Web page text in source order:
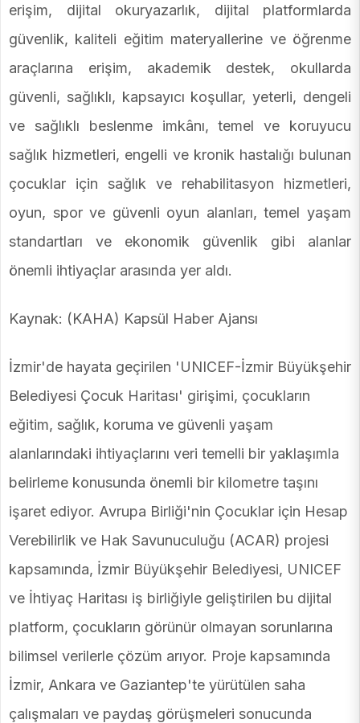
erişim, dijital okuryazarlık, dijital platformlarda
güvenlik, kaliteli eğitim materyallerine ve öğrenme
araçlarına erişim, akademik destek, okullarda
güvenli, sağlıklı, kapsayıcı koşullar, yeterli, dengeli
ve sağlıklı beslenme imkânı, temel ve koruyucu
sağlık hizmetleri, engelli ve kronik hastalığı bulunan
çocuklar için sağlık ve rehabilitasyon hizmetleri,
oyun, spor ve güvenli oyun alanları, temel yaşam
standartları ve ekonomik güvenlik gibi alanlar
önemli ihtiyaçlar arasında yer aldı.
Kaynak: (KAHA) Kapsül Haber Ajansı
İzmir'de hayata geçirilen 'UNICEF-İzmir Büyükşehir
Belediyesi Çocuk Haritası' girişimi, çocukların
eğitim, sağlık, koruma ve güvenli yaşam
alanlarındaki ihtiyaçlarını veri temelli bir yaklaşımla
belirleme konusunda önemli bir kilometre taşını
işaret ediyor. Avrupa Birliği'nin Çocuklar için Hesap
Verebilirlik ve Hak Savunuculuğu (ACAR) projesi
kapsamında, İzmir Büyükşehir Belediyesi, UNICEF
ve İhtiyaç Haritası iş birliğiyle geliştirilen bu dijital
platform, çocukların görünür olmayan sorunlarına
bilimsel verilerle çözüm arıyor. Proje kapsamında
İzmir, Ankara ve Gaziantep'te yürütülen saha
çalışmaları ve paydaş görüşmeleri sonucunda